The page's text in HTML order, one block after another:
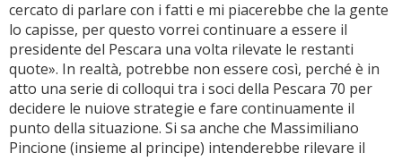
cercato di parlare con i fatti e mi piacerebbe che la gente
lo capisse, per questo vorrei continuare a essere il
presidente del Pescara una volta rilevate le restanti
quote». In realtà, potrebbe non essere così, perché è in
atto una serie di colloqui tra i soci della Pescara 70 per
decidere le nuiove strategie e fare continuamente il
punto della situazione. Si sa anche che Massimiliano
Pincione (insieme al principe) intenderebbe rilevare il